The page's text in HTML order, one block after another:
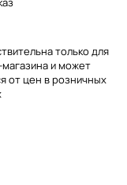
только для
и может
от цен в розничных